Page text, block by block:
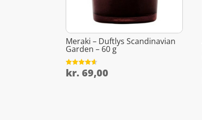
Meraki – Duftlys Scandinavian
Garden – 60 g
Vurderet
4.6
kr. 69,00